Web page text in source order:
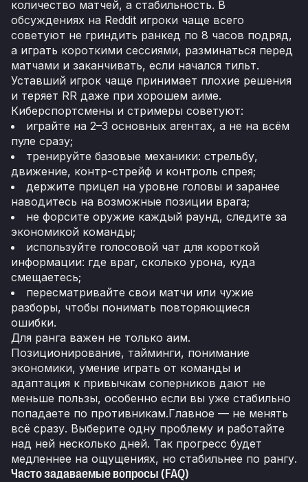
количество матчей, а стабильность. В
обсуждениях на Reddit игроки чаще всего
советуют не гриндить ранкед по 8 часов подряд,
а играть короткими сессиями, разминаться перед
матчами и заканчивать, если начался тильт.
Уставший игрок чаще принимает плохие решения
и теряет RR даже при хорошем аиме.
Киберспортсмены и стримеры советуют:
играйте на 2–3 основных агентах, а не на всём
пуле сразу;
тренируйте базовые механики: стрельбу,
движение, контр-стрейф и контроль спрея;
держите прицел на уровне головы и заранее
наводитесь на возможные позиции врага;
не форсите оружие каждый раунд, следите за
экономикой команды;
используйте голосовой чат для короткой
информации: где враг, сколько урона, куда
смещаетесь;
пересматривайте свои матчи или чужие
разборы, чтобы понимать повторяющиеся
ошибки.
Для ранга важен не только аим.
Позиционирование, тайминги, понимание
экономики, умение играть от команды и
адаптация к привычкам соперников дают не
меньше пользы, особенно если вы уже стабильно
попадаете по противникам.Главное — не менять
всё сразу. Выберите одну проблему и работайте
над ней несколько дней. Так прогресс будет
медленнее на ощущениях, но стабильнее по рангу.
Часто задаваемые вопросы (FAQ)